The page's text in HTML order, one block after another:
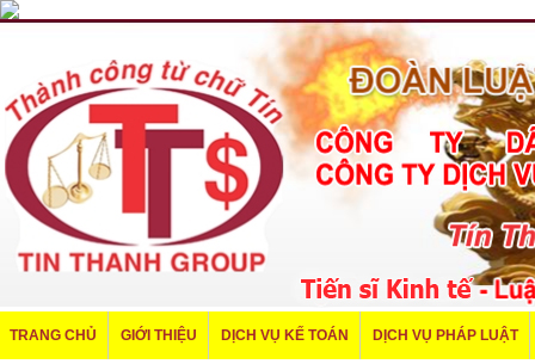
TRANG CHỦ GIỚI THIỆU DỊCH VỤ KẾ TOÁN DỊCH VỤ PHÁP LUẬT